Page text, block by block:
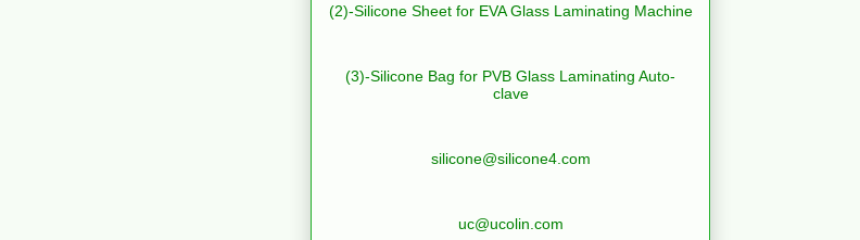
(2)-Silicone Sheet for EVA Glass Laminating Machine
(3)-Silicone Bag for PVB Glass Laminating Auto-
clave
silicone@silicone4.com
uc@ucolin.com